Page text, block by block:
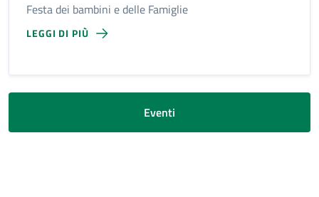
Festa dei bambini e delle Famiglie
LEGGI DI PIÙ
Eventi